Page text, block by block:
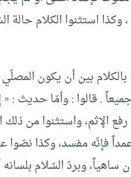
وكذا استثنوا الكلام حالة
بين أن يكون المصلّي
. قالوا : وأمّا حديث :
الإثم، واستثنوا من ذلك
فإنّه مفسد، وكذا نصّوا
ساهياً، وبردّ السّلام